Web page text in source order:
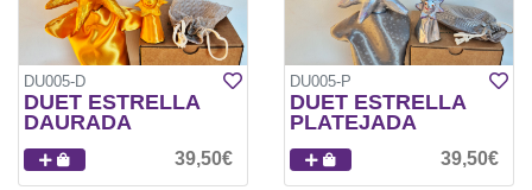
DU005-D
DUET ESTRELLA
DAURADA
39,50€
DU005-P
DUET ESTRELLA
PLATEJADA
39,50€